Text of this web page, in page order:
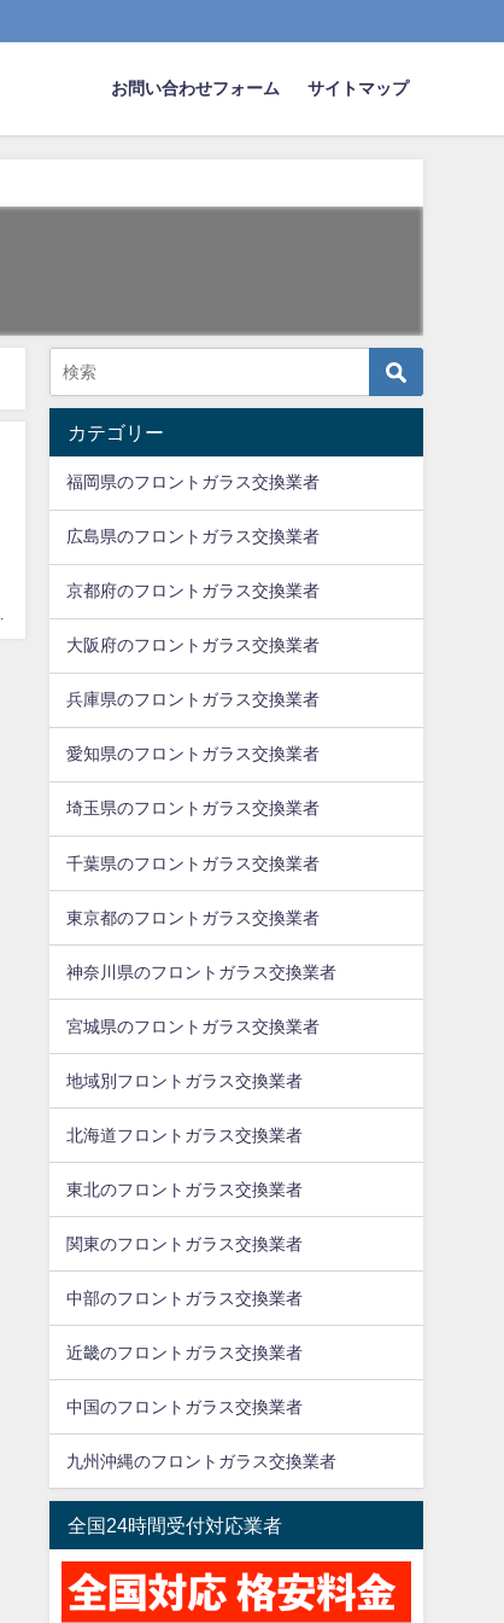
お問い合わせフォーム サイトマップ
カテゴリー
福岡県のフロントガラス交換業者
広島県のフロントガラス交換業者
京都府のフロントガラス交換業者
大阪府のフロントガラス交換業者
兵庫県のフロントガラス交換業者
愛知県のフロントガラス交換業者
埼玉県のフロントガラス交換業者
千葉県のフロントガラス交換業者
東京都のフロントガラス交換業者
神奈川県のフロントガラス交換業者
宮城県のフロントガラス交換業者
地域別フロントガラス交換業者
北海道フロントガラス交換業者
東北のフロントガラス交換業者
関東のフロントガラス交換業者
中部のフロントガラス交換業者
近畿のフロントガラス交換業者
中国のフロントガラス交換業者
九州沖縄のフロントガラス交換業者
全国24時間受付対応業者